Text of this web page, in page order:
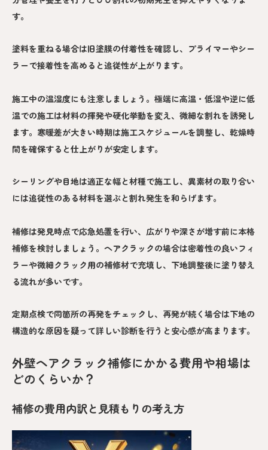
す。
塗料を重ねる場合は旧塗膜の付着性を確認し、プライマーやシー
ラーで接着性を高めると追従性が上がります。
施工中の温湿度にも注意しましょう。極端に高温・低湿や逆に低
温での施工は材料の揮発や硬化挙動を変え、微細な割れを誘発し
ます。寒暖差が大きい時期は施工スケジュールを調整し、乾燥時
間を確保すると仕上がりが安定します。
シーリングや目地は適正な幅と材種で施工し、異素材の取り合い
には追従性のある材料を選ぶと割れ発生を和らげます。
補修は発見時点で応急処置を行い、広がりや深さが増す前に本格
補修を検討しましょう。ヘアクラックの場合は密着性の良いフィ
ラーや微細クラック用の補修材で充填し、下地調整後に塗り替え
る流れが多いです。
定期点検で同箇所の再発をチェックし、再発が続く場合は下地の
構造的な原因を疑って詳しい診断を行うと安心感が高まります。
外壁ヘアクラック補修にかかる費用や相場は
どのくらいか？
補修の費用内訳と見積もりの考え方